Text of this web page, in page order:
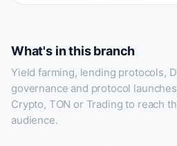
What's in this branch
Yield farming, lending protocols,
governance and protocol
Crypto, TON or Trading to reach
audience.